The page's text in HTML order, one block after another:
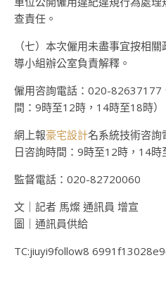
查責任。
（七）本次僱用未盡事宜按相
導小組辦公室負責解釋。
僱用咨詢電話：020-
間：9時至12時，14時至18時）
網上報豪宅設計名系統技術咨
日咨詢時間：9時至12時，14時
監督電話：020-82720060
文｜記者 馬燦 通訊員 增宣
圖｜通訊員供給
TC:jiuyi9follow8